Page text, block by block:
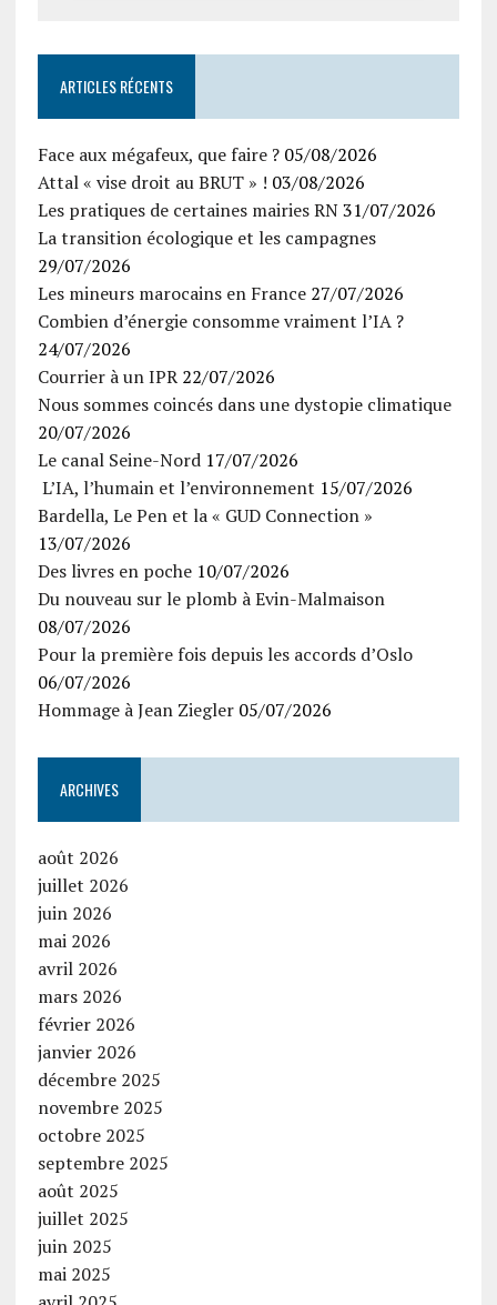
ARTICLES RÉCENTS
Face aux mégafeux, que faire ? 05/08/2026
Attal « vise droit au BRUT » ! 03/08/2026
Les pratiques de certaines mairies RN 31/07/2026
La transition écologique et les campagnes
29/07/2026
Les mineurs marocains en France 27/07/2026
Combien d’énergie consomme vraiment l’IA ?
24/07/2026
Courrier à un IPR 22/07/2026
Nous sommes coincés dans une dystopie climatique
20/07/2026
Le canal Seine-Nord 17/07/2026
L’IA, l’humain et l’environnement 15/07/2026
Bardella, Le Pen et la « GUD Connection »
13/07/2026
Des livres en poche 10/07/2026
Du nouveau sur le plomb à Evin-Malmaison
08/07/2026
Pour la première fois depuis les accords d’Oslo
06/07/2026
Hommage à Jean Ziegler 05/07/2026
ARCHIVES
août 2026
juillet 2026
juin 2026
mai 2026
avril 2026
mars 2026
février 2026
janvier 2026
décembre 2025
novembre 2025
octobre 2025
septembre 2025
août 2025
juillet 2025
juin 2025
mai 2025